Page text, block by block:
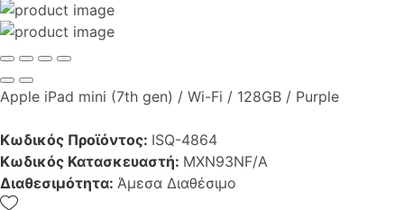
Apple iPad mini (7th gen) / Wi-Fi / 128GB / Purple
Κωδικός Προϊόντος: ISQ-4864
Κωδικός Κατασκευαστή: MXN93NF/A
Διαθεσιμότητα: Άμεσα Διαθέσιμο